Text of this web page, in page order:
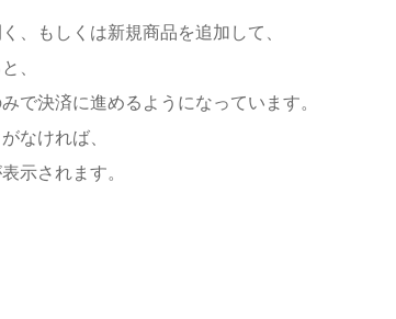
、もしくは新規商品を追加して、
、
で決済に進めるようになっています。
なければ、
示されます。